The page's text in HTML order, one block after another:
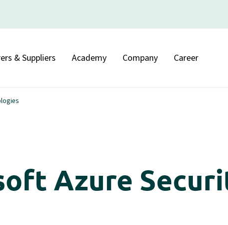
& Suppliers Academy Company Career
Azure